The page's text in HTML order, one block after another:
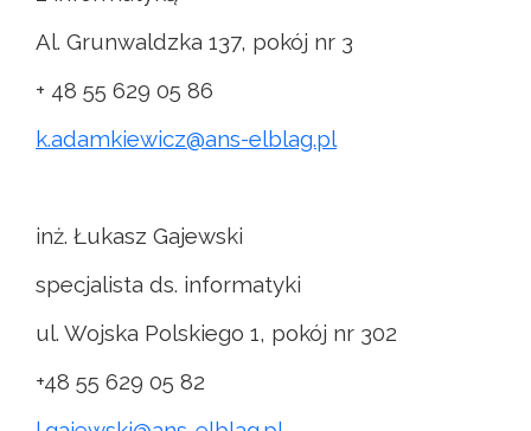
Al. Grunwaldzka 137, pokój nr 3
+ 48 55 629 05 86
k.adamkiewicz@ans-elblag.pl
inż. Łukasz Gajewski
specjalista ds. informatyki
ul. Wojska Polskiego 1, pokój nr 302
+48 55 629 05 82